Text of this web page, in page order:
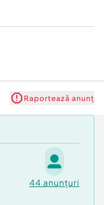
Raportează anunț
44 anunțuri